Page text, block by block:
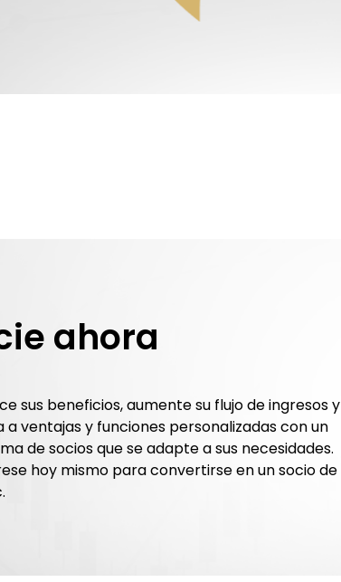
ahora
sus beneficios, aumente su flujo de ingresos y
a ventajas y funciones personalizadas con un
de socios que se adapte a sus necesidades.
hoy mismo para convertirse en un socio de